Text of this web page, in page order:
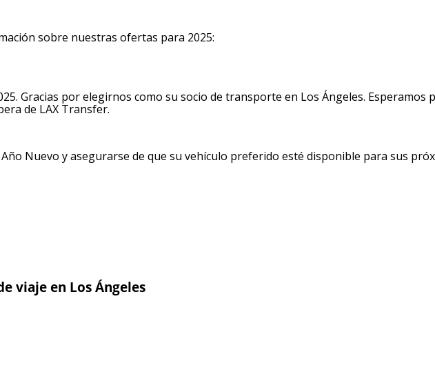
sobre nuestras ofertas para 2025:
Gracias por elegirnos como su socio de transporte en Los Ángeles. Esperamos
de LAX Transfer.
Nuevo y asegurarse de que su vehículo preferido esté disponible para sus
viaje en Los Ángeles